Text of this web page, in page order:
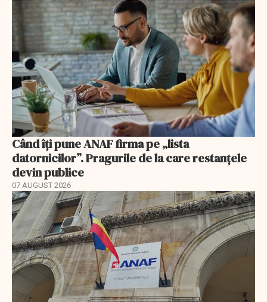
Când îți pune ANAF firma pe „lista
datornicilor”. Pragurile de la care restanțele
devin publice
07 AUGUST 2026